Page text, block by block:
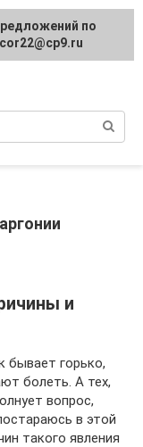
за
и
бывает горько,
болеть. А тех,
вопрос,
в этой
такого явления
по